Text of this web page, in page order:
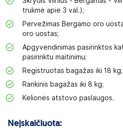
trukmė apie 3 val.);
Pervežimas Bergamo oro
oro uostas;
Apgyvendinimas pasirinktos
pasirinktu maitinimu;
Registruotas bagažas iki 18 kg;
Rankinis bagažas iki 8 kg;
Kelionės atstovo paslaugos.
Neįskaičiuota: